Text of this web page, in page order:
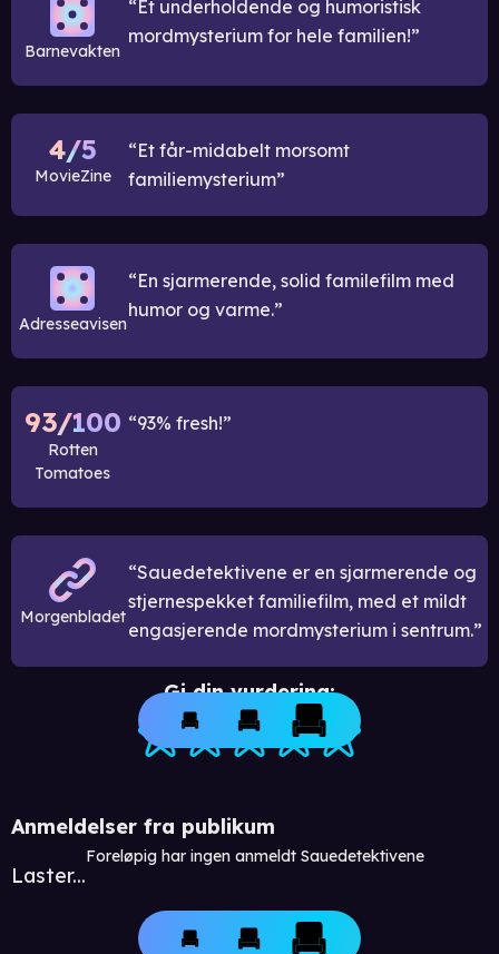
Barnevakten
Et underholdende og humoristisk
mordmysterium for hele familien!
4/5
MovieZine
Et får-midabelt morsomt
familiemysterium
Adresseavisen
En sjarmerende, solid familefilm med
humor og varme.
93/100
Rotten
Tomatoes
93% fresh!
Morgenbladet
Sauedetektivene er en sjarmerende og
stjernespekket familiefilm, med et mildt
engasjerende mordmysterium i sentrum.
Gi din vurdering:
Anmeldelser fra publikum
Laster...
Foreløpig har ingen anmeldt Sauedetektivene